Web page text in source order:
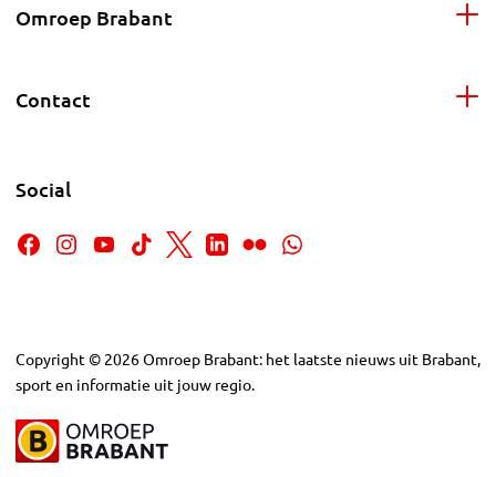
Omroep Brabant
Contact
Social
Copyright © 2026Omroep Brabant: het laatste nieuws uit Brabant,
sport en informatie uit jouw regio.